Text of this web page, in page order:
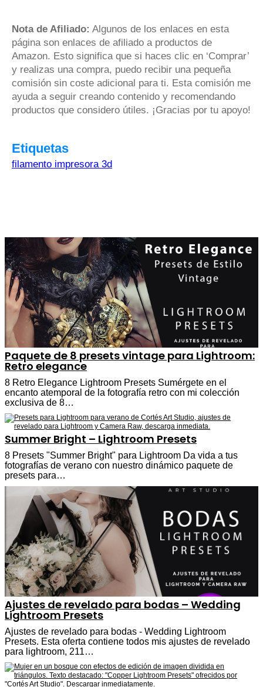
Nota de Afiliado: Algunos de los enlaces en esta
página son enlaces de afiliado a productos de
Amazon. Esto significa que si haces clic en ‘Comprar’
y realizas una compra, puedo recibir una pequeña
comisión sin coste adicional para ti. Esta comisión me
ayuda a seguir creando contenido y recomendando
productos que considero útiles. ¡Gracias por tu apoyo!
Etiquetas
filamento impresora 3d
Paquete de 8 presets vintage para Lightroom:
Retro elegance
8 Retro Elegance Lightroom Presets Sumérgete en el
encanto atemporal de la fotografía retro con mi colección
exclusiva de 8…
Summer Bright – Lightroom Presets
8 Presets "Summer Bright" para Lightroom Da vida a tus
fotografías de verano con nuestro dinámico paquete de
presets para…
Ajustes de revelado para bodas – Wedding
Lightroom Presets
Ajustes de revelado para bodas - Wedding Lightroom
Presets. Esta oferta contiene todos mis ajustes de revelado
para lightroom, 211…